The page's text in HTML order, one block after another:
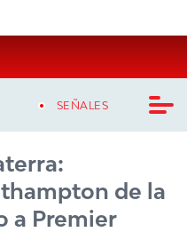
SEÑALES
de la
a Premier